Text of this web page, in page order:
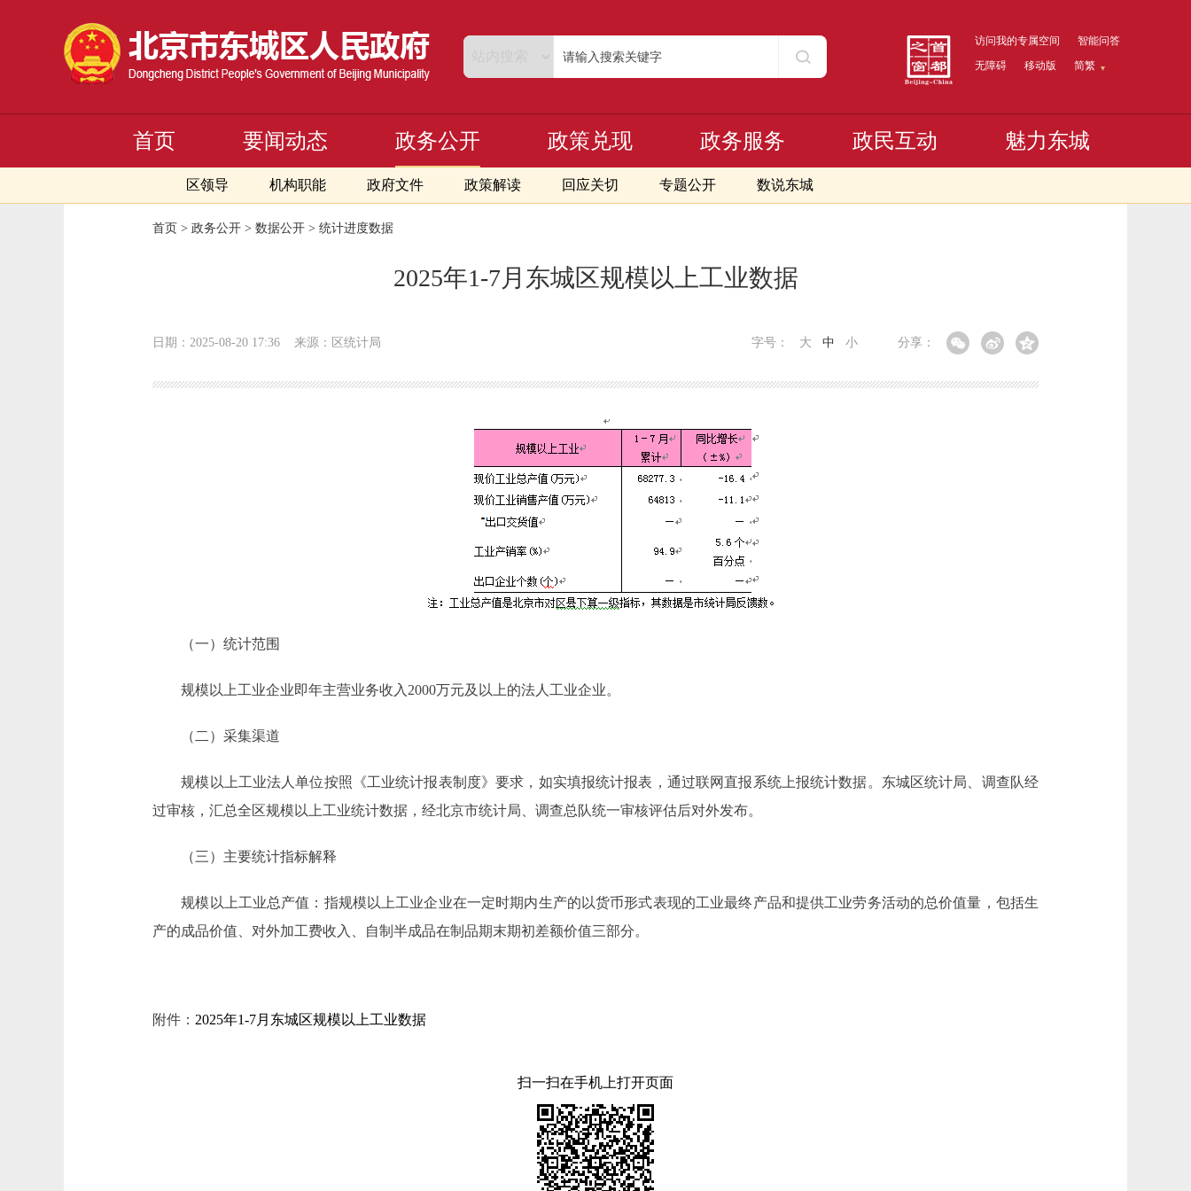
访问我的专属空间
智能问答
无障碍
移动版 简繁
首页 要闻动态 政务公开
区领导 机构职能 政府文件 政策解读 回应关切 专题公开 数说东城
政策兑现 政务服务 政民互动 魅力东城
首页 > 政务公开 > 数据公开 > 统计进度数据
2025年1-7月东城区规模以上工业数据
日期：2025-08-20 17:36 来源：区统计局 分享：
字号： 大 中 小
（一）统计范围
规模以上工业企业即年主营业务收入2000万元及以上的法人工业企业。
（二）采集渠道
规模以上工业法人单位按照《工业统计报表制度》要求，如实填报统计报表，通过联网直报系统上报统计数据。东城区统计局、调查队经
过审核，汇总全区规模以上工业统计数据，经北京市统计局、调查总队统一审核评估后对外发布。
（三）主要统计指标解释
规模以上工业总产值：指规模以上工业企业在一定时期内生产的以货币形式表现的工业最终产品和提供工业劳务活动的总价值量，包括生
产的成品价值、对外加工费收入、自制半成品在制品期末期初差额价值三部分。
附件： 2025年1-7月东城区规模以上工业数据
扫一扫在手机上打开页面